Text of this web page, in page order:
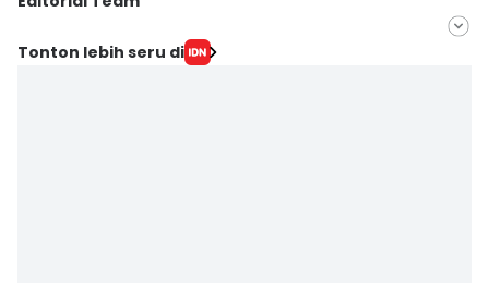
Editor
Tonton lebih seru di